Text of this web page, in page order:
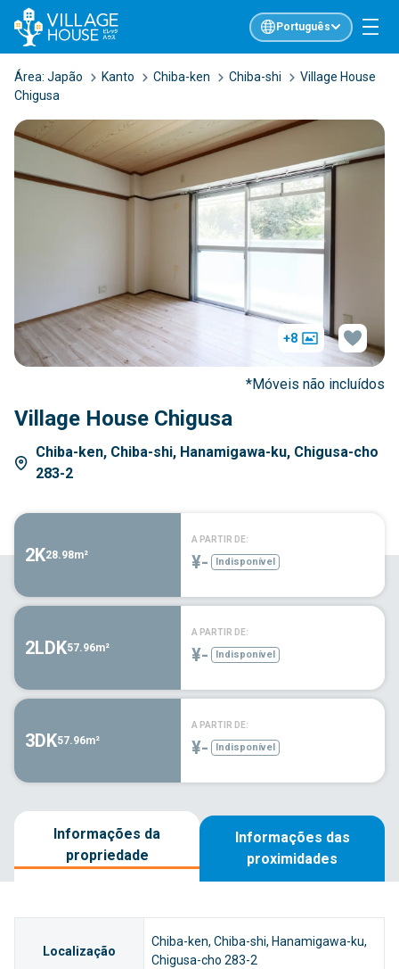
Português
Área: Japão Kanto Chiba-ken Chiba-shi
Village House
Chigusa
Village House Chigusa
Chiba-ken, Chiba-shi, Hanamigawa-ku, Chigusa-cho
283-2
+8
*Móveis não incluídos
2K28.98m²
A PARTIR DE:
¥- Indisponível
2LDK57.96m²
A PARTIR DE:
¥- Indisponível
3DK57.96m²
A PARTIR DE:
¥- Indisponível
Informações da
propriedade
Informações das
proximidades
Localização
Chiba-ken, Chiba-shi, Hanamigawa-ku,
Chigusa-cho 283-2